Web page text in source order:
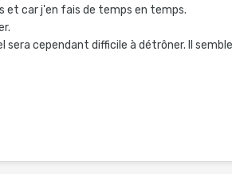
et car j'en fais de temps en temps.
sera cependant difficile à détrôner. Il